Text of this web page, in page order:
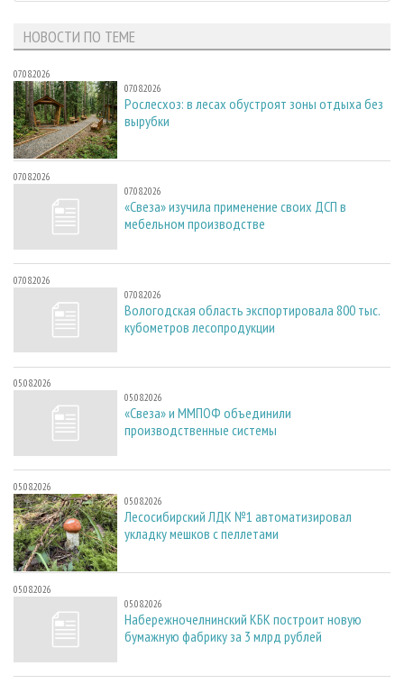
НОВОСТИ ПО ТЕМЕ
07.08.2026
07.08.2026
Рослесхоз: в лесах обустроят зоны отдыха без
вырубки
07.08.2026
07.08.2026
«Свеза» изучила применение своих ДСП в
мебельном производстве
07.08.2026
07.08.2026
Вологодская область экспортировала 800 тыс.
кубометров лесопродукции
05.08.2026
05.08.2026
«Свеза» и ММПОФ объединили
производственные системы
05.08.2026
05.08.2026
Лесосибирский ЛДК №1 автоматизировал
укладку мешков с пеллетами
05.08.2026
05.08.2026
Набережночелнинский КБК построит новую
бумажную фабрику за 3 млрд рублей